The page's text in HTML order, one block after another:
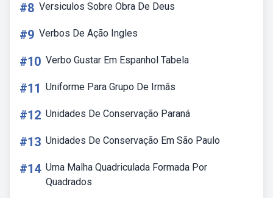
#8 Versiculos Sobre Obra De Deus
#9 Verbos De Ação Ingles
#10 Verbo Gustar Em Espanhol Tabela
#11 Uniforme Para Grupo De Irmãs
#12 Unidades De Conservação Paraná
#13 Unidades De Conservação Em São Paulo
#14 Uma Malha Quadriculada Formada Por
Quadrados